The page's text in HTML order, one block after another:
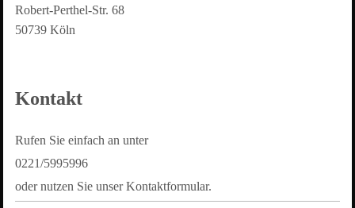
Robert-Perthel-Str. 68
50739 Köln
Kontakt
Rufen Sie einfach an unter
0221/5995996
oder nutzen Sie unser Kontaktformular.